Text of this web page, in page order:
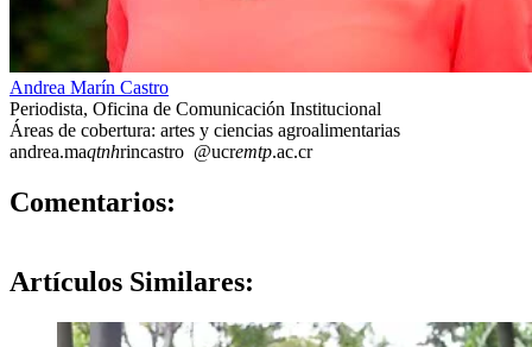
Andrea Marín Castro
Periodista, Oficina de Comunicación Institucional
Áreas de cobertura: artes y ciencias agroalimentarias
andrea.maqtnhrincastro @ucremtp.ac.cr
Comentarios:
Artículos Similares: